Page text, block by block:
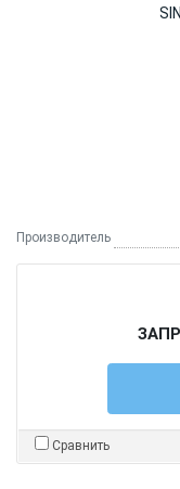
Производитель
Сравнить